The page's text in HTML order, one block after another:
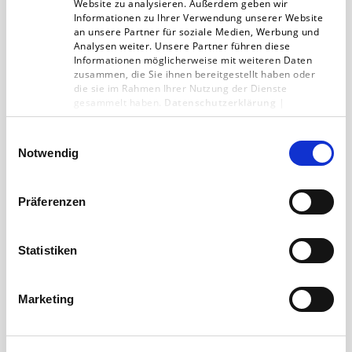
Website zu analysieren. Außerdem geben wir
Informationen zu Ihrer Verwendung unserer Website
an unsere Partner für soziale Medien, Werbung und
Analysen weiter. Unsere Partner führen diese
Informationen möglicherweise mit weiteren Daten
zusammen, die Sie ihnen bereitgestellt haben oder
die sie im Rahmen Ihrer Nutzung der Dienste
gesammelt haben. Datenschutzerklärung
Impressum
Notwendig
Präferenzen
Statistiken
Marketing
Flattr Plus und Adblock Plus stellen
Kooperation vor
Es ist „re:publica“ Woche im Jahr 2016. Das
Kölner Unternehmen Eyeo gibt den Adblocker
unumstritten, Verlage wehren…
Digitalagentur